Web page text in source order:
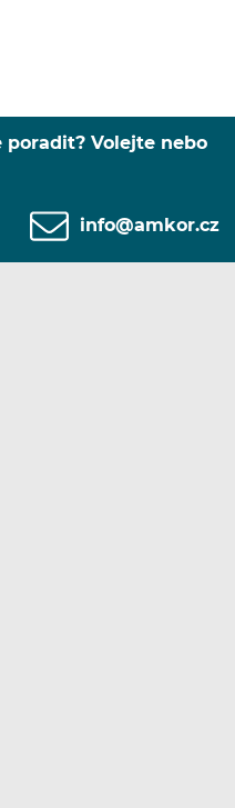
Volejte nebo
info@amkor.cz